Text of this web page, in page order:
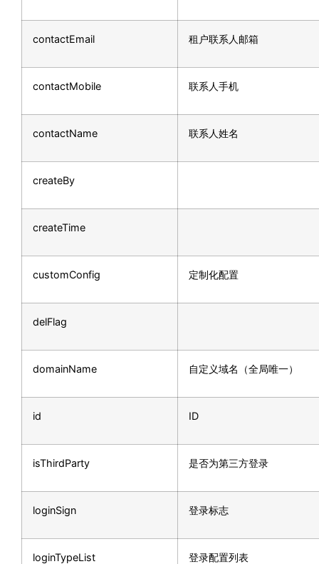
contactEmail 租户联系人邮箱
contactMobile 联系人手机
contactName 联系人姓名
createBy
createTime
customConfig 定制化配置
delFlag
domainName 自定义域名（全局唯一）
id ID
isThirdParty 是否为第三方登录
loginSign 登录标志
loginTypeList 登录配置列表